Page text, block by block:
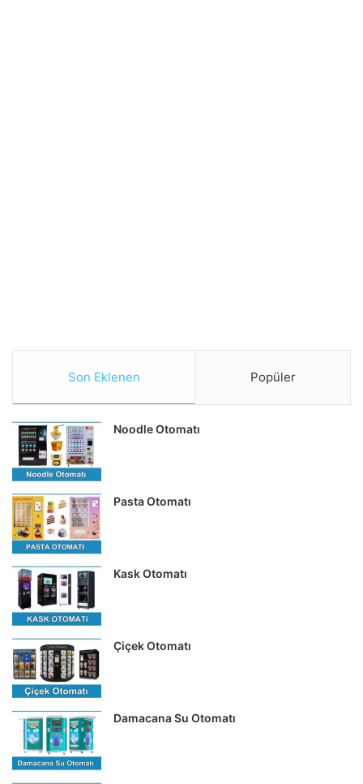
Son Eklenen Popüler
Noodle Otomatı
Pasta Otomatı
Kask Otomatı
Çiçek Otomatı
Damacana Su Otomatı